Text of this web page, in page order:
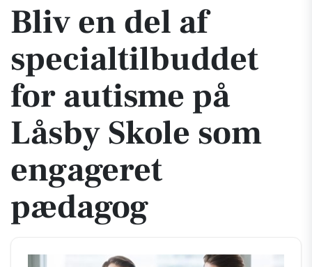
Bliv en del af
specialtilbuddet
for autisme på
Låsby Skole som
engageret
pædagog